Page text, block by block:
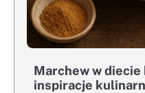
Marchew w
inspiracje